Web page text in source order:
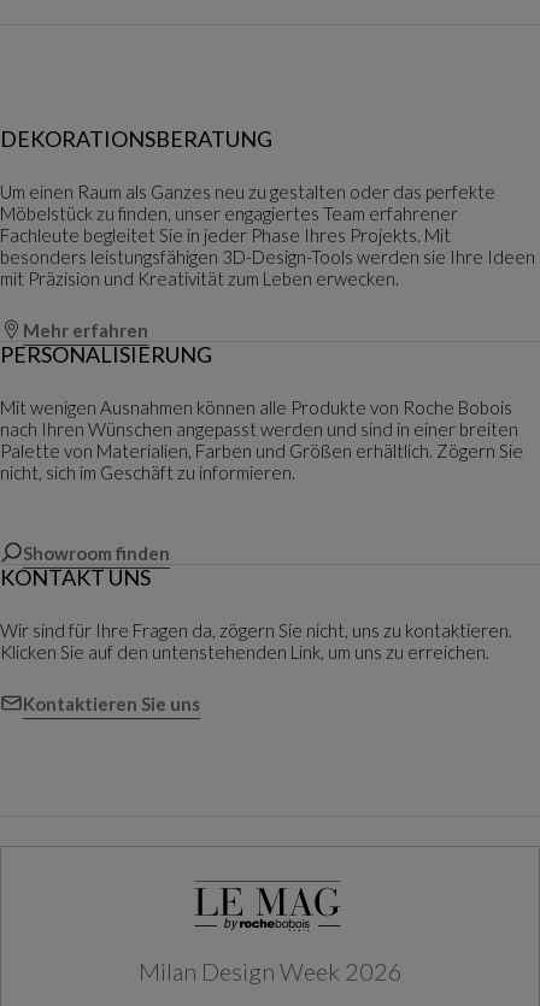
DEKORATIONSBERATUNG
Um einen Raum als Ganzes neu zu gestalten oder das perfekte
Möbelstück zu finden, unser engagiertes Team erfahrener
Fachleute begleitet Sie in jeder Phase Ihres Projekts. Mit
besonders leistungsfähigen 3D-Design-Tools werden sie Ihre Ideen
mit Präzision und Kreativität zum Leben erwecken.
Mehr erfahren
PERSONALISIERUNG
Mit wenigen Ausnahmen können alle Produkte von Roche Bobois
nach Ihren Wünschen angepasst werden und sind in einer breiten
Palette von Materialien, Farben und Größen erhältlich. Zögern Sie
nicht, sich im Geschäft zu informieren.
Showroom finden
KONTAKT UNS
Wir sind für Ihre Fragen da, zögern Sie nicht, uns zu kontaktieren.
Klicken Sie auf den untenstehenden Link, um uns zu erreichen.
Kontaktieren Sie uns
Milan Design Week 2026